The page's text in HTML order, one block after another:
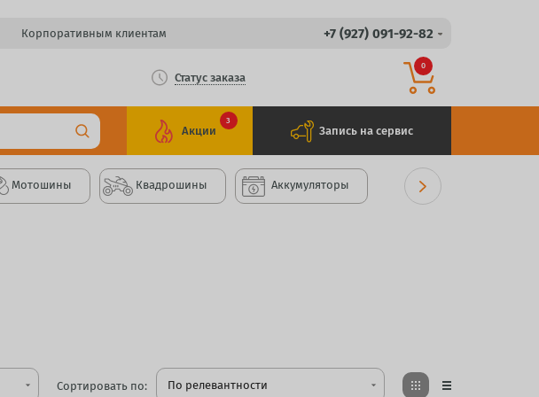
Корпоративным клиентам +7 (927) 091-92-82
Статус заказа
0
Акции
3
Запись на сервис
Мотошины Квадрошины Аккумуляторы
arrow_drop_down Сортировать по: По релевантности arrow_drop_down